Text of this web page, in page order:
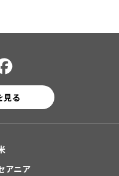
見る
アニア